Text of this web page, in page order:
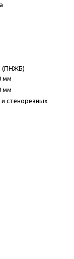
(ПНЖБ)
мм
мм
стенорезных